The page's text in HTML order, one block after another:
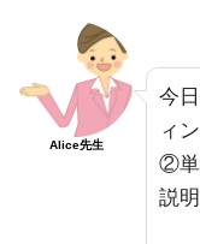
Alice先生
今
ィ
②単
説